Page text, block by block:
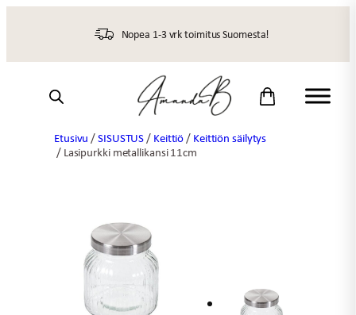
Nopea 1-3 vrk toimitus Suomesta!
Etusivu /SISUSTUS/ Keittiö/ Keittiön säilytys
/ Lasipurkki metallikansi 11cm